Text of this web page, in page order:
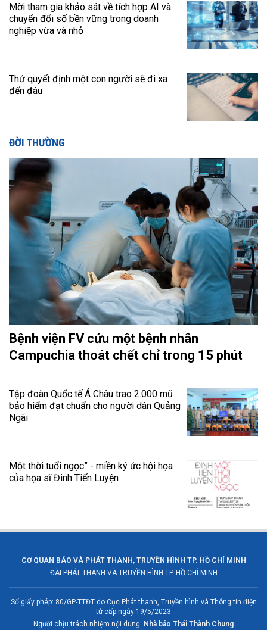
Mời tham gia khảo sát về tích hợp AI và
chuyển đổi số bền vững trong doanh
nghiệp vừa và nhỏ
Thứ quyết định một con người sẽ đi xa
đến đâu
ĐỜI THƯỜNG
Bệnh viện FV cứu một bệnh nhân
Campuchia thoát chết chỉ trong 15 phút
Tập đoàn Quốc tế Á Châu trao 2.000 mũ
bảo hiểm đạt chuẩn cho người dân Quảng
Ngãi
Một thời tuổi ngọc” - miền ký ức hội họa
của họa sĩ Đinh Tiến Luyện
CƠ QUAN BÁO VÀ PHÁT THANH, TRUYỀN HÌNH TP. HỒ CHÍ MINH
ĐÀI PHÁT THANH VÀ TRUYỀN HÌNH TP. HỒ CHÍ MINH
Số giấy phép: 80/GP-TTĐT do Cục Phát thanh, Truyền hình và Thông tin điện
tử cấp ngày 19/5/2023
Người chịu trách nhiệm nội dung: Nhà báo Thái Thành Chung